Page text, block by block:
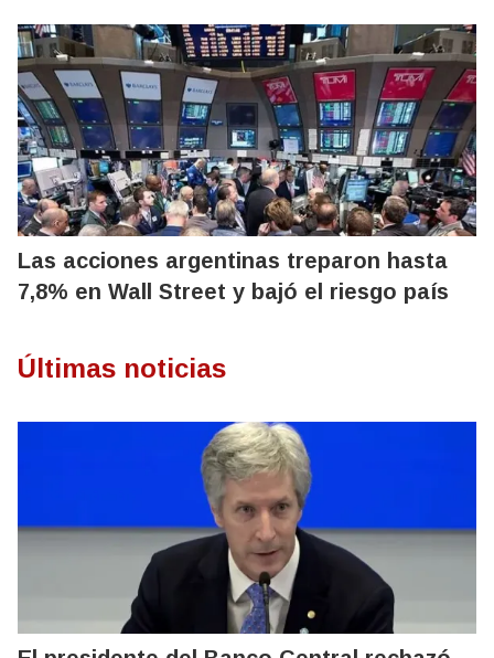
Las acciones argentinas treparon hasta
7,8% en Wall Street y bajó el riesgo país
Últimas noticias